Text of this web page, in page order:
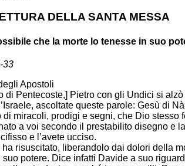
DELLA SANTA MESSA
che la morte lo tenesse in suo
33
Apostoli
di Pentecoste,] Pietro con gli Undici si
ascoltate queste parole: Gesù di
di miracoli, prodigi e segni, che Dio stesso
a voi secondo il prestabilito disegno e
e l’avete ucciso.
ha risuscitato, liberandolo dai dolori della
suo potere. Dice infatti Davide a suo